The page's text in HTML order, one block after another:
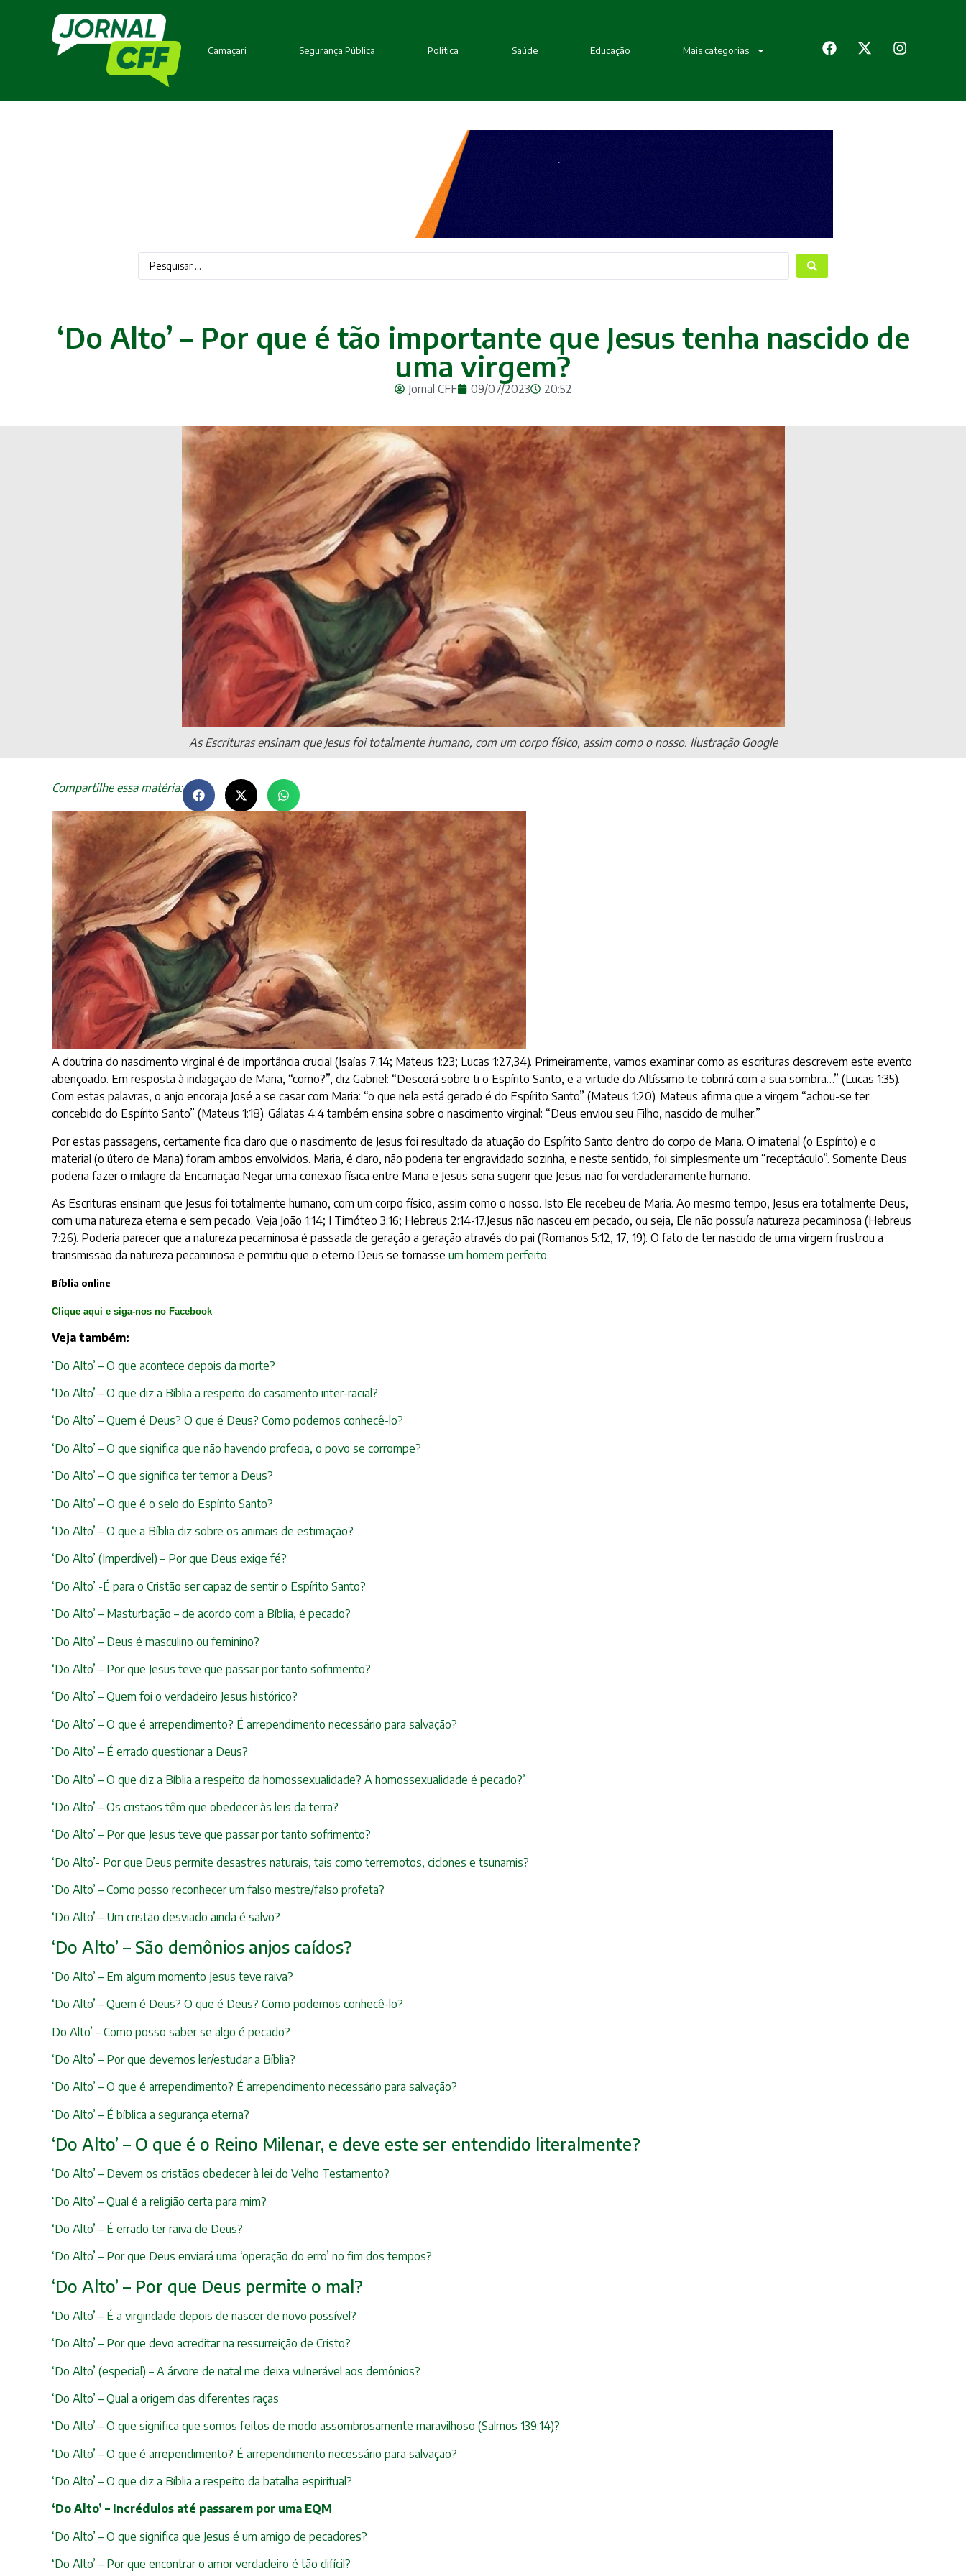
Camaçari Segurança Pública Política Saúde Educação Mais categorias
‘Do Alto’ – Por que é tão importante que Jesus tenha nascido de
uma virgem?
Jornal CFF 09/07/2023 20:52
As Escrituras ensinam que Jesus foi totalmente humano, com um corpo físico, assim como o nosso. Ilustração Google
Compartilhe essa matéria:
A doutrina do nascimento virginal é de importância crucial (Isaías 7:14; Mateus 1:23; Lucas 1:27,34). Primeiramente, vamos examinar como as escrituras descrevem este evento
abençoado. Em resposta à indagação de Maria, “como?”, diz Gabriel: “Descerá sobre ti o Espírito Santo, e a virtude do Altíssimo te cobrirá com a sua sombra…” (Lucas 1:35).
Com estas palavras, o anjo encoraja José a se casar com Maria: “o que nela está gerado é do Espírito Santo” (Mateus 1:20). Mateus afirma que a virgem “achou-se ter
concebido do Espírito Santo” (Mateus 1:18). Gálatas 4:4 também ensina sobre o nascimento virginal: “Deus enviou seu Filho, nascido de mulher.”
Por estas passagens, certamente fica claro que o nascimento de Jesus foi resultado da atuação do Espírito Santo dentro do corpo de Maria. O imaterial (o Espírito) e o
material (o útero de Maria) foram ambos envolvidos. Maria, é claro, não poderia ter engravidado sozinha, e neste sentido, foi simplesmente um “receptáculo”. Somente Deus
poderia fazer o milagre da Encarnação.Negar uma conexão física entre Maria e Jesus seria sugerir que Jesus não foi verdadeiramente humano.
As Escrituras ensinam que Jesus foi totalmente humano, com um corpo físico, assim como o nosso. Isto Ele recebeu de Maria. Ao mesmo tempo, Jesus era totalmente Deus,
com uma natureza eterna e sem pecado. Veja João 1:14; I Timóteo 3:16; Hebreus 2:14-17.Jesus não nasceu em pecado, ou seja, Ele não possuía natureza pecaminosa (Hebreus
7:26). Poderia parecer que a natureza pecaminosa é passada de geração a geração através do pai (Romanos 5:12, 17, 19). O fato de ter nascido de uma virgem frustrou a
transmissão da natureza pecaminosa e permitiu que o eterno Deus se tornasse um homem perfeito.
Bíblia online
Clique aqui e siga-nos no Facebook
Veja também:
‘Do Alto’ – O que acontece depois da morte?
‘Do Alto’ – O que diz a Bíblia a respeito do casamento inter-racial?
‘Do Alto’ – Quem é Deus? O que é Deus? Como podemos conhecê-lo?
‘Do Alto’ – O que significa que não havendo profecia, o povo se corrompe?
‘Do Alto’ – O que significa ter temor a Deus?
‘Do Alto’ – O que é o selo do Espírito Santo?
‘Do Alto’ – O que a Bíblia diz sobre os animais de estimação?
‘Do Alto’ (Imperdível) – Por que Deus exige fé?
‘Do Alto’ -É para o Cristão ser capaz de sentir o Espírito Santo?
‘Do Alto’ – Masturbação – de acordo com a Bíblia, é pecado?
‘Do Alto’ – Deus é masculino ou feminino?
‘Do Alto’ – Por que Jesus teve que passar por tanto sofrimento?
‘Do Alto’ – Quem foi o verdadeiro Jesus histórico?
‘Do Alto’ – O que é arrependimento? É arrependimento necessário para salvação?
‘Do Alto’ – É errado questionar a Deus?
‘Do Alto’ – O que diz a Bíblia a respeito da homossexualidade? A homossexualidade é pecado?’
‘Do Alto’ – Os cristãos têm que obedecer às leis da terra?
‘Do Alto’ – Por que Jesus teve que passar por tanto sofrimento?
‘Do Alto’- Por que Deus permite desastres naturais, tais como terremotos, ciclones e tsunamis?
‘Do Alto’ – Como posso reconhecer um falso mestre/falso profeta?
‘Do Alto’ – Um cristão desviado ainda é salvo?
‘Do Alto’ – São demônios anjos caídos?
‘Do Alto’ – Em algum momento Jesus teve raiva?
‘Do Alto’ – Quem é Deus? O que é Deus? Como podemos conhecê-lo?
Do Alto’ – Como posso saber se algo é pecado?
‘Do Alto’ – Por que devemos ler/estudar a Bíblia?
‘Do Alto’ – O que é arrependimento? É arrependimento necessário para salvação?
‘Do Alto’ – É bíblica a segurança eterna?
‘Do Alto’ – O que é o Reino Milenar, e deve este ser entendido literalmente?
‘Do Alto’ – Devem os cristãos obedecer à lei do Velho Testamento?
‘Do Alto’ – Qual é a religião certa para mim?
‘Do Alto’ – É errado ter raiva de Deus?
‘Do Alto’ – Por que Deus enviará uma ‘operação do erro’ no fim dos tempos?
‘Do Alto’ – Por que Deus permite o mal?
‘Do Alto’ – É a virgindade depois de nascer de novo possível?
‘Do Alto’ – Por que devo acreditar na ressurreição de Cristo?
‘Do Alto’ (especial) – A árvore de natal me deixa vulnerável aos demônios?
‘Do Alto’ – Qual a origem das diferentes raças
‘Do Alto’ – O que significa que somos feitos de modo assombrosamente maravilhoso (Salmos 139:14)?
‘Do Alto’ – O que é arrependimento? É arrependimento necessário para salvação?
‘Do Alto’ – O que diz a Bíblia a respeito da batalha espiritual?
‘Do Alto’ – Incrédulos até passarem por uma EQM
‘Do Alto’ – O que significa que Jesus é um amigo de pecadores?
‘Do Alto’ – Por que encontrar o amor verdadeiro é tão difícil?